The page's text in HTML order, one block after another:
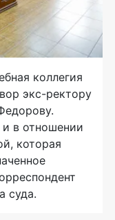
коллегия
экс-ректору
и в отношении
которая
суда.